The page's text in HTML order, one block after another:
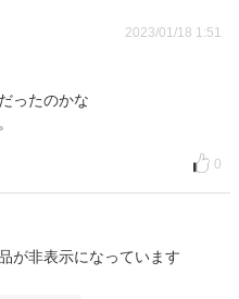
2023/01/18 1:51
ったのかな
0
が非表示になっています